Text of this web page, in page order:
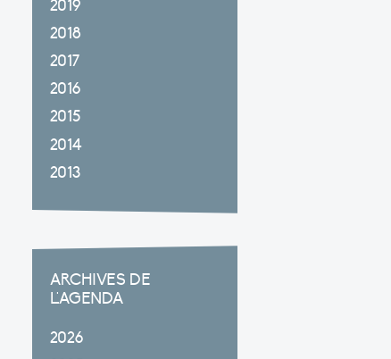
2019
2018
2017
2016
2015
2014
2013
ARCHIVES DE
L'AGENDA
2026